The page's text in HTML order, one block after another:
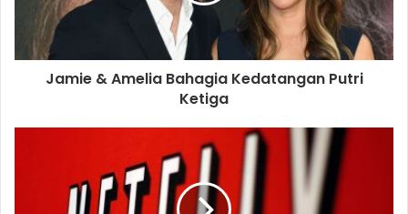
Jamie & Amelia Bahagia Kedatangan Putri
Ketiga